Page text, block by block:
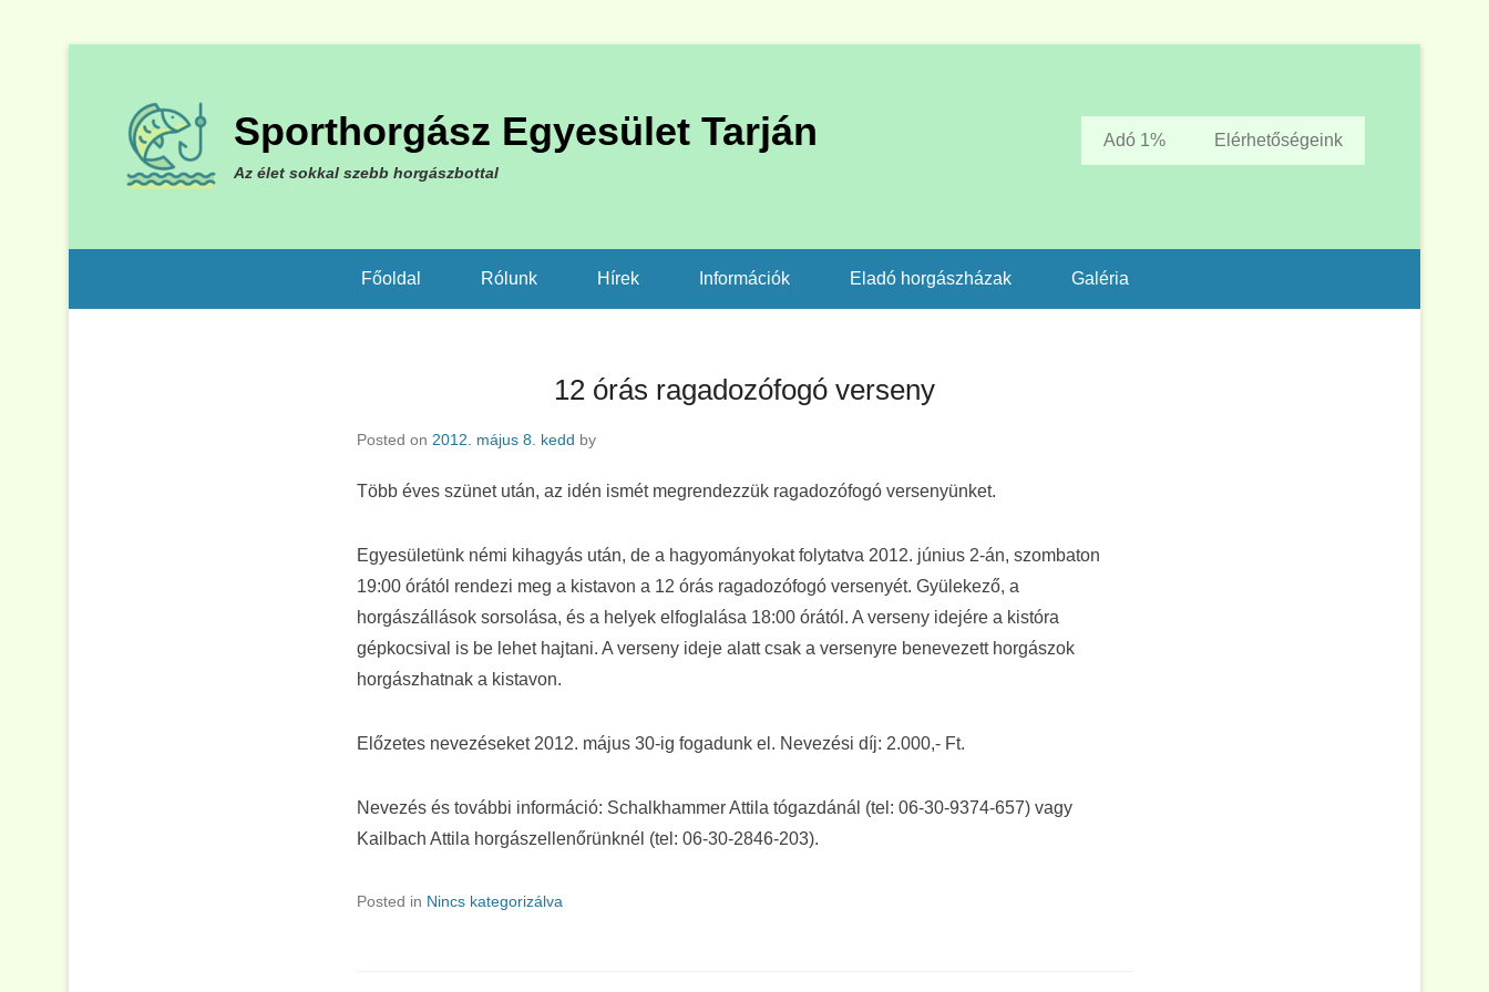
Sporthorgász Egyesület Tarján
Az élet sokkal szebb horgászbottal
Adó 1% Elérhetőségeink
Főoldal Rólunk Hírek Információk Eladó horgászházak Galéria
12 órás ragadozófogó verseny
Posted on 2012. május 8. kedd by
Több éves szünet után, az idén ismét megrendezzük ragadozófogó versenyünket.
Egyesületünk némi kihagyás után, de a hagyományokat folytatva 2012. június 2-án, szombaton
19:00 órától rendezi meg a kistavon a 12 órás ragadozófogó versenyét. Gyülekező, a
horgászállások sorsolása, és a helyek elfoglalása 18:00 órától. A verseny idejére a kistóra
gépkocsival is be lehet hajtani. A verseny ideje alatt csak a versenyre benevezett horgászok
horgászhatnak a kistavon.
Előzetes nevezéseket 2012. május 30-ig fogadunk el. Nevezési díj: 2.000,- Ft.
Nevezés és további információ: Schalkhammer Attila tógazdánál (tel: 06-30-9374-657) vagy
Kailbach Attila horgászellenőrünknél (tel: 06-30-2846-203).
Posted in Nincs kategorizálva